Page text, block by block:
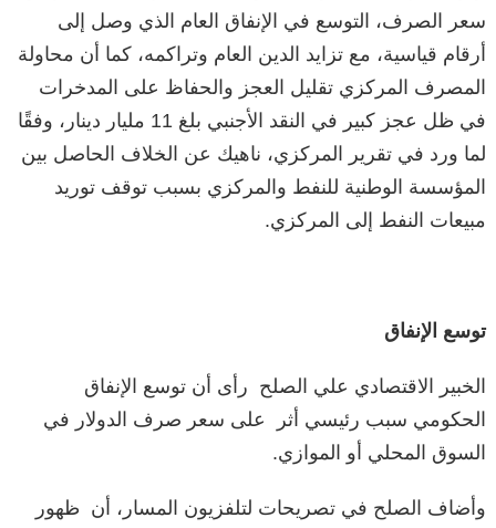
سعر الصرف، التوسع في الإنفاق العام الذي وصل إلى
أرقام قياسية، مع تزايد الدين العام وتراكمه، كما أن محاولة
المصرف المركزي تقليل العجز والحفاظ على المدخرات
في ظل عجز كبير في النقد الأجنبي بلغ 11 مليار دينار، وفقًا
لما ورد في تقرير المركزي، ناهيك عن الخلاف الحاصل بين
المؤسسة الوطنية للنفط والمركزي بسبب توقف توريد
مبيعات النفط إلى المركزي.
توسع الإنفاق
الخبير الاقتصادي علي الصلح رأى أن توسع الإنفاق
الحكومي سبب رئيسي أثر على سعر صرف الدولار في
السوق المحلي أو الموازي.
وأضاف الصلح في تصريحات لتلفزيون المسار، أن ظهور